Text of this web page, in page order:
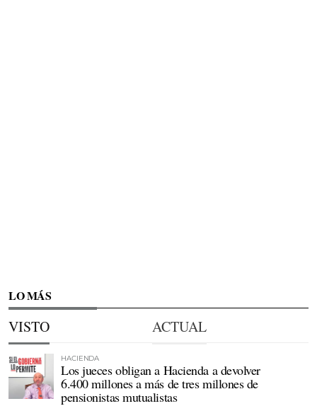
LO MÁS
VISTO ACTUAL
HACIENDA
Los jueces obligan a Hacienda a devolver
6.400 millones a más de tres millones de
pensionistas mutualistas